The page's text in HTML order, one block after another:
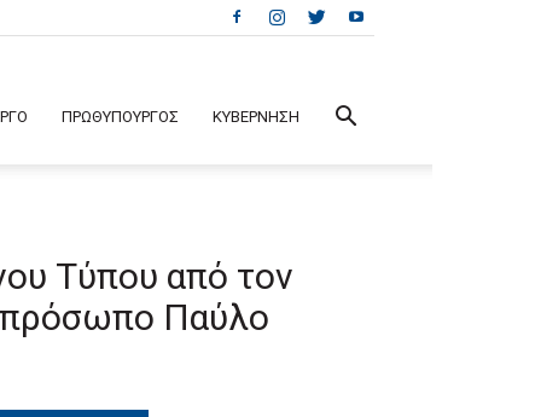
ΠΡΩΘΥΠΟΥΡΓΟΣ ΚΥΒΕΡΝΗΣΗ
Τύπου από τον
Παύλο